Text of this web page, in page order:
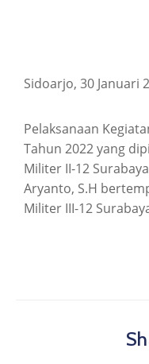
Sidoarjo, 30 Januari
Pelaksanaan
Tahun 2022 yang
Militer II-12
Aryanto, S.H
Militer III-12